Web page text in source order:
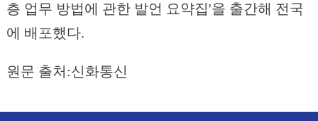
층 업무 방법에 관한 발언 요약집'을 출간해 전국
에 배포했다.
원문 출처:신화통신